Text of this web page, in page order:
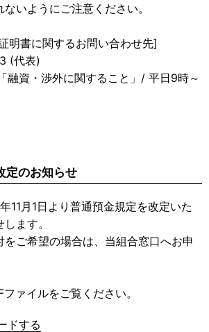
いようにご注意ください。
明書に関するお問い合わせ先]
(代表)
融資・渉外に関すること」/ 平日9時～
定のお知らせ
11月1日より普通預金規定を改定いた
ます。
ご希望の場合は、当組合窓口へお申
ァイルをご覧ください。
ドする